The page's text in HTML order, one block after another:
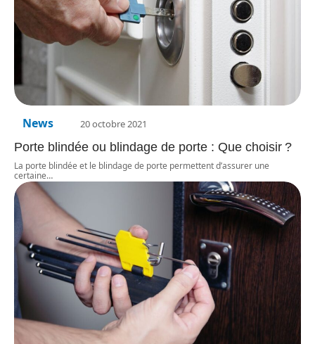
News 20 octobre 2021
Porte blindée ou blindage de porte : Que choisir ?
La porte blindée et le blindage de porte permettent d’assurer une
certaine…